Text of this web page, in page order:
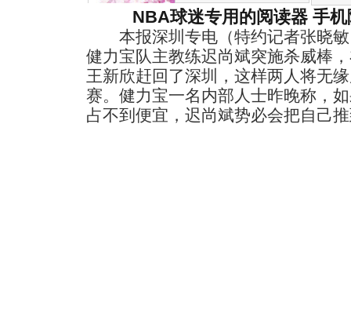
NBA球迷专用的阅读器 手
本报深圳专电（特约记者张晓敏
健力宝队主教练迟尚斌突施杀威棒
王新欣赶回了深圳，这样两人将无
赛。健力宝一名内部人士昨晚称，
占不到便宜，迟尚斌势必会把自己